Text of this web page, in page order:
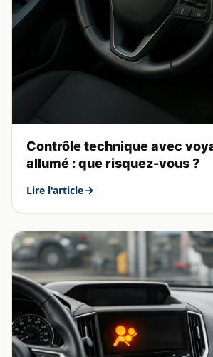
Contrôle technique avec
allumé : que risquez-vous ?
Lire l'article